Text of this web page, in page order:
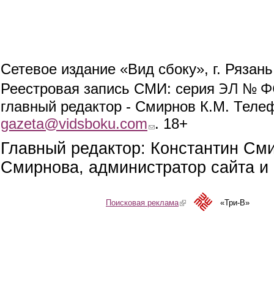
Сетевое издание «Вид сбоку», г.
Реестровая запись СМИ: серия ЭЛ №
главный редактор - Смирнов К.М.
gazeta@vidsboku.com (link sends e-mail)
. 18+
Главный редактор: Константин
Смирнова, администратор сайта
Поисковая реклама(link is external)«Три-В»